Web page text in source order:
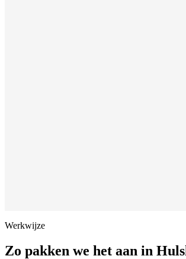
Werkwijze
Zo pakken we het aan in